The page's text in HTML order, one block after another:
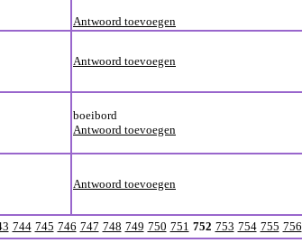
Antwoord toevoegen
Antwoord toevoegen
boeibord
Antwoord toevoegen
Antwoord toevoegen
744 745 746 747 748 749 750 751 752 753 754 755 756